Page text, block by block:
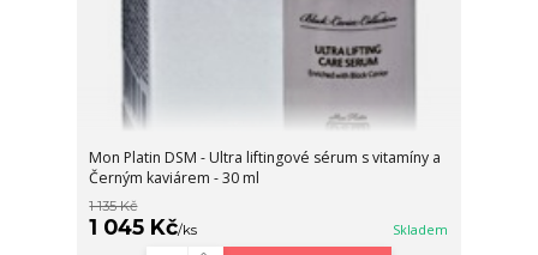
Mon Platin DSM - Ultra liftingové sérum s vitamíny a
Černým kaviárem - 30 ml
1 135 Kč
1 045 Kč/ks Skladem